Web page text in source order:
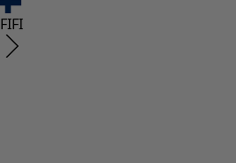
FIFI